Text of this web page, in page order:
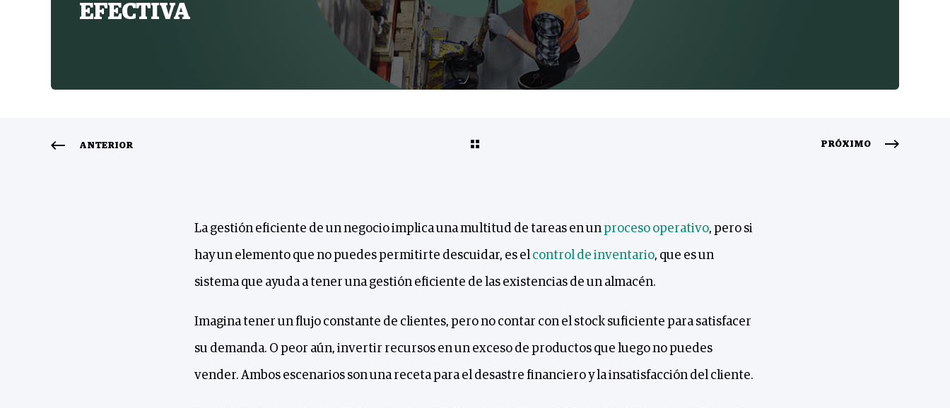
EFECTIVA
ANTERIOR PRÓXIMO
La gestión eficiente de un negocio implica una multitud de tareas en unproceso operativo, pero si
hay un elemento que no puedes permitirte descuidar, es el control de inventario, que es un
sistema que ayuda a tener una gestión eficiente de las existencias de un almacén.
Imagina tener un flujo constante de clientes, pero no contar con el stock suficiente para satisfacer
su demanda. O peor aún, invertir recursos en un exceso de productos que luego no puedes
vender. Ambos escenarios son una receta para el desastre financiero y la insatisfacción del cliente.